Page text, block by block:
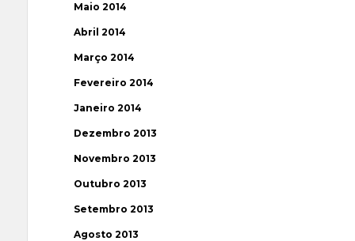
Maio 2014
Abril 2014
Março 2014
Fevereiro 2014
Janeiro 2014
Dezembro 2013
Novembro 2013
Outubro 2013
Setembro 2013
Agosto 2013